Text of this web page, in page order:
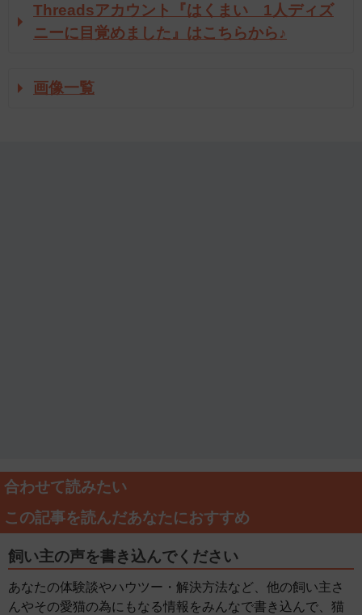
Threadsアカウント『はくまい 1人ディズ
ニーに目覚めました』はこちらから♪
画像一覧
合わせて読みたい
この記事を読んだあなたにおすすめ
飼い主の声を書き込んでください
あなたの体験談やハウツー・解決方法など、他の飼い主さ
んやその愛猫の為にもなる情報をみんなで書き込んで、猫